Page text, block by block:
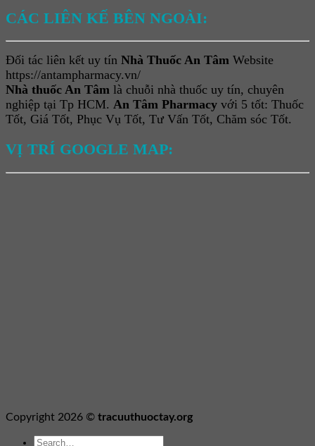
CÁC LIÊN KẾ BÊN NGOÀI:
Đối tác liên kết uy tín Nhà Thuốc An Tâm Website
https://antampharmacy.vn/
Nhà thuốc An Tâm là chuỗi nhà thuốc uy tín, chuyên
nghiệp tại Tp HCM. An Tâm Pharmacy với 5 tốt: Thuốc
Tốt, Giá Tốt, Phục Vụ Tốt, Tư Vấn Tốt, Chăm sóc Tốt.
VỊ TRÍ GOOGLE MAP:
Copyright 2026 © tracuuthuoctay.org